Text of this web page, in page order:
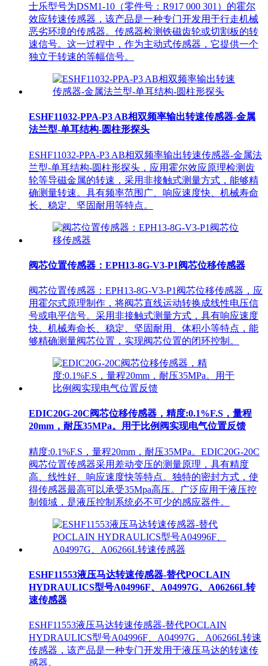
士乐型号为DSM1-10（零件号：R917 000 301）的霍尔
效应转速传感器，该产品是一种专门开发用于行走机械
恶劣环境的传感器。传感器检测铁磁齿轮或切割板的转
速信号。这一过程中，作为主动式传感器，它提供一个
独立于转速的等幅信号。
ESHF11032-PPA-P3 AB相双频率输出转速传感器-金属
法兰型-单耳结构-圆柱形探头
ESHF11032-PPA-P3 AB相双频率输出转速传感器-金属法
兰型-单耳结构-圆柱形探头，应用霍尔效应原理检测齿
轮等导磁金属的转速，采用非接触式测量方式，能够精
确测量转速。具有频率范围广、响应速度快、机械寿命
长、稳定、坚固耐用等特点。
阀芯位置传感器：EPH13-8G-V3-P1阀芯位移传感器
阀芯位置传感器：EPH13-8G-V3-P1阀芯位移传感器，应
用霍尔式原理制作，将阀芯直线运动转换成线性电压信
号或电平信号。采用非接触式测量方式，具有响应速度
快、机械寿命长、稳定、坚固耐用、体积小等特点，能
够精确测量阀芯位置，实现阀芯位置的闭环控制。
EDIC20G-20C阀芯位移传感器，精度:0.1%F.S，量程
20mm，耐压35MPa。用于比例阀实现电气位置反馈
精度:0.1%F.S，量程20mm，耐压35MPa。EDIC20G-20C
阀芯位置传感器采用差动变压的测量原理，具有精度
高、线性好、响应速度快等特点。独特的密封方式，使
得传感器最高可以承受35Mpa高压。广泛应用于液压控
制领域，是液压控制系统必不可少的感应器件。
ESHF11553液压马达转速传感器-替代POCLAIN
HYDRAULICS型号A04996F、A04997G、A06266L转
速传感器
ESHF11553液压马达转速传感器-替代POCLAIN
HYDRAULICS型号A04996F、A04997G、A06266L转速
传感器，该产品是一种专门开发用于液压马达的转速传
感器。